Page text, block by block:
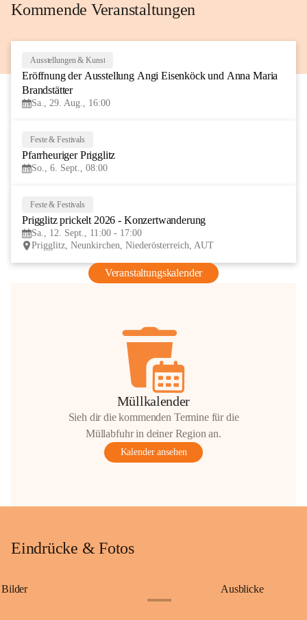
Kommende Veranstaltungen
AUG
Ausstellungen & Kunst
Eröffnung der Ausstellung Angi Eisenköck und Anna Maria
Brandstätter
Sa., 29. Aug., 16:00
Feste & Festivals
Pfarrheuriger Prigglitz
So., 6. Sept., 08:00
Feste & Festivals
Prigglitz prickelt 2026 - Konzertwanderung
Sa., 12. Sept., 11:00 - 17:00
Prigglitz, Neunkirchen, Niederösterreich, AUT
Veranstaltungskalender
Müllkalender
Sieh dir die kommenden Termine für die
Müllabfuhr in deiner Region an.
Kalender ansehen
Eindrücke & Fotos
Bilder Ausblicke